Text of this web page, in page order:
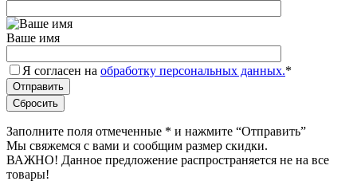
Ваше имя
Я согласен на обработку персональных данных.*
Заполните поля отмеченные * и нажмите “Отправить”
Мы свяжемся с вами и сообщим размер скидки.
ВАЖНО! Данное предложение распространяется не на все
товары!